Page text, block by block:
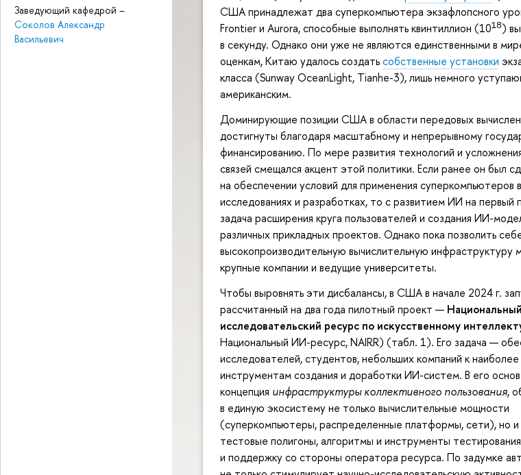
Заведующий кафедрой –
Соколов Александр
Васильевич
США принадлежат два суперкомпьютера экзафлопсного
Frontier и Aurora, способные выполнять квинтиллион (1018)
в секунду. Однако они уже не являются единственными в
оценкам, Китаю удалось создатьсобственные установки
класса (Sunway OceanLight, Tianhe-3), лишь немного
американским.
Доминирующие позиции США в области передовых
достигнуты благодаря масштабному и непрерывному
финансированию. По мере развития технологий и
связей смещался акцент этой политики. Если ранее он был
на обеспечении условий для применения суперкомпьютеров
исследованиях и разработках, то с развитием ИИ на первый
задача расширения круга пользователей и создания ИИ-
различных прикладных проектов. Однако пока позволить
высокопроизводительную вычислительную инфраструктуру
крупные компании и ведущие университеты.
Чтобы выровнять эти дисбалансы, в США в начале 2024 г.
рассчитанный на два года пилотный проект — Национальный
исследовательский ресурс по искусственному
Национальный ИИ-ресурс, NAIRR) (табл. 1). Его задача —
исследователей, студентов, небольших компаний к
инструментам создания и доработки ИИ-систем. В его
концепция инфраструктуры коллективного пользования,
в единую экосистему не только вычислительные мощности
(суперкомпьютеры, распределенные платформы, сети), но
тестовые полигоны, алгоритмы и инструменты
и поддержку со стороны оператора ресурса. По задумке